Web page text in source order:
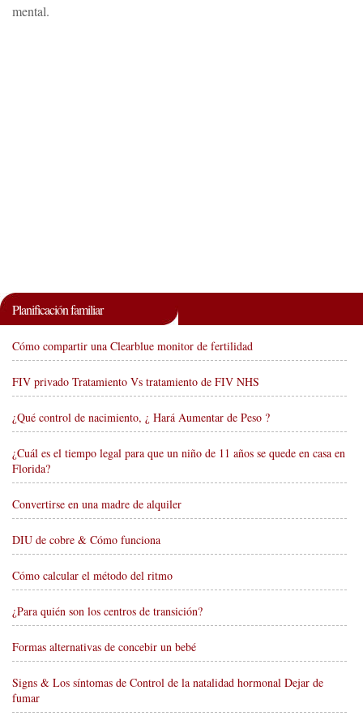
mental.
Planificación familiar
Cómo compartir una Clearblue monitor de fertilidad
FIV privado Tratamiento Vs tratamiento de FIV NHS
¿Qué control de nacimiento, ¿ Hará Aumentar de Peso ?
¿Cuál es el tiempo legal para que un niño de 11 años se quede en casa en
Florida?
Convertirse en una madre de alquiler
DIU de cobre & Cómo funciona
Cómo calcular el método del ritmo
¿Para quién son los centros de transición?
Formas alternativas de concebir un bebé
Signs & Los síntomas de Control de la natalidad hormonal Dejar de
fumar